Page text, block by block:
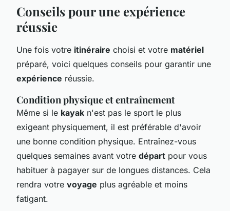
Conseils pour une expérience
réussie
Une fois votre itinéraire choisi et votre matériel
préparé, voici quelques conseils pour garantir une
expérience réussie.
Condition physique et entraînement
Même si le kayak n'est pas le sport le plus
exigeant physiquement, il est préférable d'avoir
une bonne condition physique. Entraînez-vous
quelques semaines avant votre départ pour vous
habituer à pagayer sur de longues distances. Cela
rendra votre voyage plus agréable et moins
fatigant.